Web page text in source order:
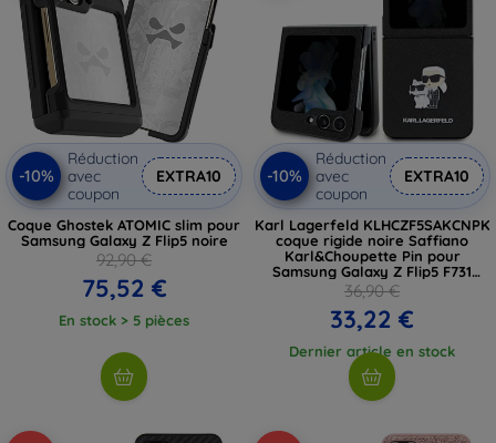
-10%
Réduction
avec
coupon
EXTRA10
Coque Ghostek ATOMIC slim pour
Samsung Galaxy Z Flip5 noire
92,90 €
75,52 €
En stock > 5 pièces
-10%
Réduction
avec
coupon
EXTRA10
Karl Lagerfeld KLHCZF5SAKCNPK
coque rigide noire Saffiano
Karl&Choupette Pin pour
Samsung Galaxy Z Flip5 F731
(KLHCZF5SAKCNPK)
36,90 €
33,22 €
Dernier article en stock